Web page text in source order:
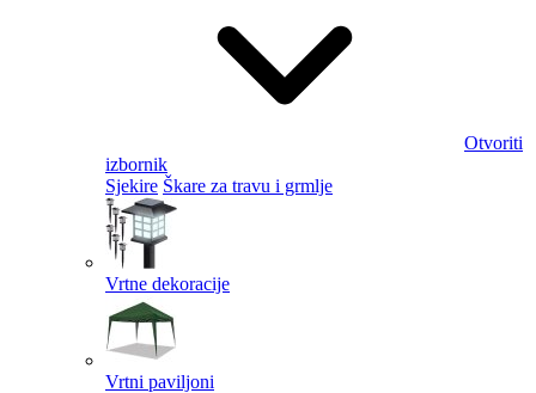
Otvoriti
izbornik
Sjekire Škare za travu i grmlje
Vrtne dekoracije
Vrtni paviljoni